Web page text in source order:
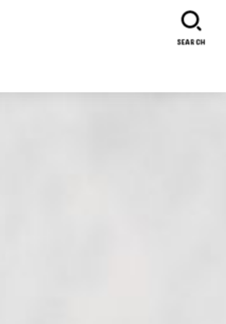
SEARCH